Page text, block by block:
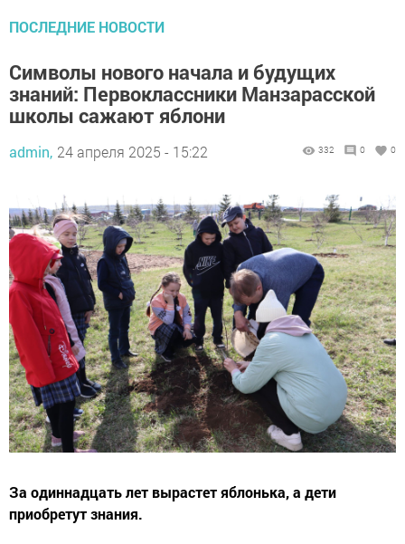
ПОСЛЕДНИЕ НОВОСТИ
Символы нового начала и будущих
знаний: Первоклассники Манзарасской
школы сажают яблони
admin, 24 апреля 2025 - 15:22 332 0 0
За одиннадцать лет вырастет яблонька, а дети
приобретут знания.